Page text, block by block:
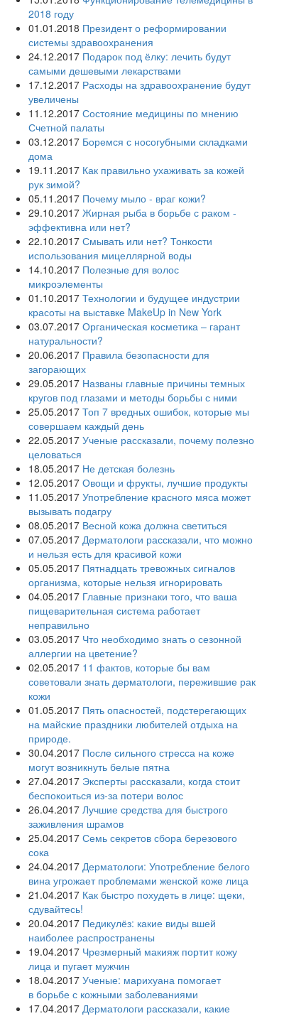
2018 году
01.01.2018 Президент о реформировании
системы здравоохранения
24.12.2017 Подарок под ёлку: лечить будут
самыми дешевыми лекарствами
17.12.2017 Расходы на здравоохранение будут
увеличены
11.12.2017 Состояние медицины по мнению
Счетной палаты
03.12.2017 Боремся с носогубными складками
дома
19.11.2017 Как правильно ухаживать за кожей
рук зимой?
05.11.2017 Почему мыло - враг кожи?
29.10.2017 Жирная рыба в борьбе с раком -
эффективна или нет?
22.10.2017 Смывать или нет? Тонкости
использования мицеллярной воды
14.10.2017 Полезные для волос
микроэлементы
01.10.2017 Технологии и будущее индустрии
красоты на выставке MakeUp in New York
03.07.2017 Органическая косметика – гарант
натуральности?
20.06.2017 Правила безопасности для
загорающих
29.05.2017 Названы главные причины темных
кругов под глазами и методы борьбы с ними
25.05.2017 Топ 7 вредных ошибок, которые мы
совершаем каждый день
22.05.2017 Ученые рассказали, почему полезно
целоваться
18.05.2017 Не детская болезнь
12.05.2017 Овощи и фрукты, лучшие продукты
11.05.2017 Употребление красного мяса может
вызывать подагру
08.05.2017 Весной кожа должна светиться
07.05.2017 Дерматологи рассказали, что можно
и нельзя есть для красивой кожи
05.05.2017 Пятнадцать тревожных сигналов
организма, которые нельзя игнорировать
04.05.2017 Главные признаки того, что ваша
пищеварительная система работает
неправильно
03.05.2017 Что необходимо знать о сезонной
аллергии на цветение?
02.05.2017 11 фактов, которые бы вам
советовали знать дерматологи, пережившие рак
кожи
01.05.2017 Пять опасностей, подстерегающих
на майские праздники любителей отдыха на
природе.
30.04.2017 После сильного стресса на коже
могут возникнуть белые пятна
27.04.2017 Эксперты рассказали, когда стоит
беспокоиться из-за потери волос
26.04.2017 Лучшие средства для быстрого
заживления шрамов
25.04.2017 Семь секретов сбора березового
сока
24.04.2017 Дерматологи: Употребление белого
вина угрожает проблемами женской коже лица
21.04.2017 Как быстро похудеть в лице: щеки,
сдувайтесь!
20.04.2017 Педикулёз: какие виды вшей
наиболее распространены
19.04.2017 Чрезмерный макияж портит кожу
лица и пугает мужчин
18.04.2017 Ученые: марихуана помогает
в борьбе с кожными заболеваниями
17.04.2017 Дерматологи рассказали, какие